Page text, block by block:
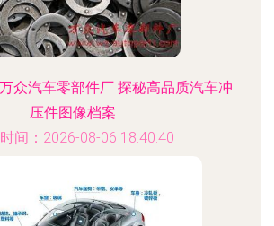
众汽车零部件厂 探秘高品质汽车冲
压件图像档案
间：2026-08-06 18:40:40